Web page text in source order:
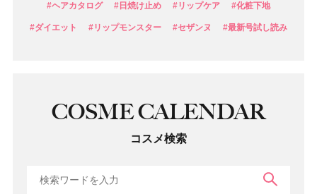
#ヘアカタログ #日焼け止め #リップケア #化粧下地
#ダイエット #リップモンスター #セザンヌ #最新号試し読み
COSME CALENDAR
コスメ検索